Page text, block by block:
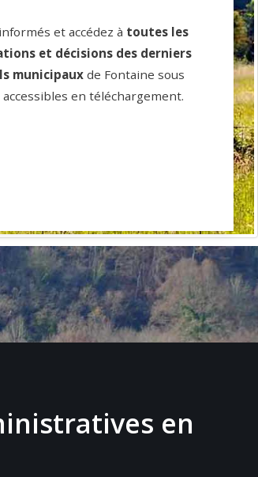
et accédez à toutes les
et décisions des derniers
municipauxde Fontaine sous
accessibles en téléchargement.
en